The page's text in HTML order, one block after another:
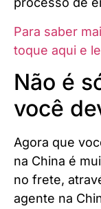
Para saber
toque aqui e
Não é
você
Agora que
na China é
no frete,
agente na